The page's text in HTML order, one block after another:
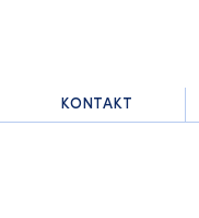
KONTAKT